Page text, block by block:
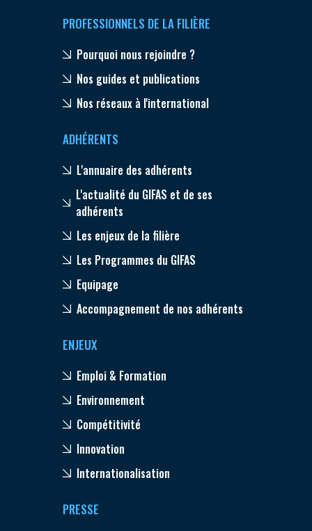
PROFESSIONNELS DE LA FILIÈRE
Pourquoi nous rejoindre ?
Nos guides et publications
Nos réseaux à l'international
ADHÉRENTS
L'annuaire des adhérents
L'actualité du GIFAS et de ses
adhérents
Les enjeux de la filière
Les Programmes du GIFAS
Equipage
Accompagnement de nos adhérents
ENJEUX
Emploi & Formation
Environnement
Compétitivité
Innovation
Internationalisation
PRESSE